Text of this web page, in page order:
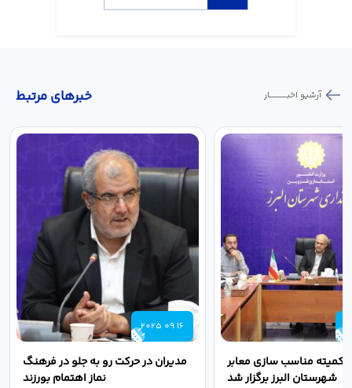
خبر‌های مرتبط آرشیو اخبـــــــــــار
2025 09 16
مدیران در حرکت رو به جلو در فرهنگ
نماز اهتمام بورزند
کمیته مناسب سازی معابر
شهرستان البرز برگزار شد